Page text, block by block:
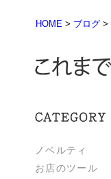
HOME > ブログ >
ノベルティ
お店のツール